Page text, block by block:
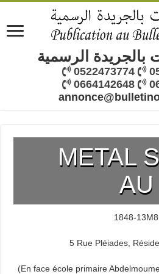
بالجريدة الرسمية
0522473774
0664142648
METAL
AU
1848-13M8
5 Rue Pléiades,
(En face école primaire